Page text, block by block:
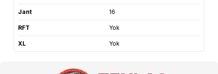
Jant 16
RFT Yok
XL Yok